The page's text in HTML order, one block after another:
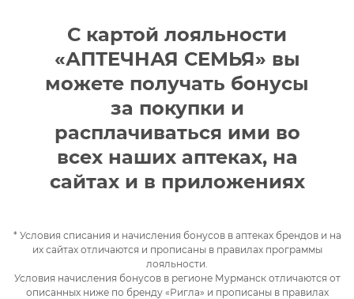
С картой лояльности
«АПТЕЧНАЯ СЕМЬЯ» вы
можете получать бонусы
за покупки и
расплачиваться ими во
всех наших аптеках, на
сайтах и в приложениях
* Условия списания и начисления бонусов в аптеках брендов и на
их сайтах отличаются и прописаны в правилах программы
лояльности.
Условия начисления бонусов в регионе Мурманск отличаются от
описанных ниже по бренду «Ригла» и прописаны в правилах